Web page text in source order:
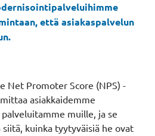
että asiakaspalvelun
Net Promoter Score (NPS) -
asiakkaidemme
muille, ja se
kuinka tyytyväisiä he ovat